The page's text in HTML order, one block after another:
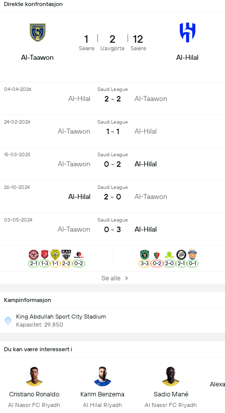
Kampinformasjon
King Abdullah Sport City Stadium
Kapasitet: 29,850
Direkte konfrontasjon
Al-Taawon
1
Seiere
2
Uavgjorte
12
Seiere
Al-Hilal
Al-Hilal
Saudi League
2 - 2 Al-Taawon
04-04-2026
Al-Taawon
Saudi League
1 - 1 Al-Hilal
24-02-2026
Al-Taawon
Saudi League
0 - 2 Al-Hilal
15-03-2025
Al-Hilal
Saudi League
2 - 0 Al-Taawon
26-10-2024
Al-Taawon
Saudi League
0 - 3 Al-Hilal
03-05-2024
2-1 1-3 1-1 2-2 0-2 3-3 0-2 2-0 2-1 0-1
Se alle
Du kan være interessert i
Cristiano Ronaldo
Al Nassr FC Riyadh
Karim Benzema
Al Hilal Riyadh
Sadio Mané
Al Nassr FC Riyadh